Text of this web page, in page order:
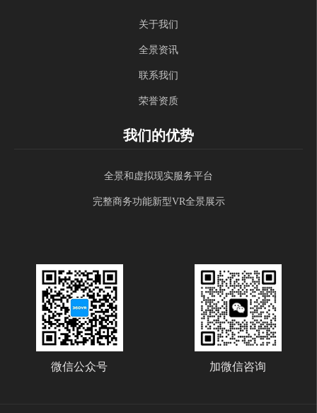
关于我们
全景资讯
联系我们
荣誉资质
我们的优势
全景和虚拟现实服务平台
完整商务功能新型VR全景展示
微信公众号 加微信咨询